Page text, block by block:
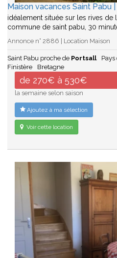
Maison vacances Saint Pabu |
idéalement située sur les rives de
commune de saint pabu, 30
Annonce n° 2886 | Location Maison
Saint Pabu proche de Portsall
Pays
Finistère
Bretagne
de 270€ à 530€
la semaine selon saison
Ajoutez à ma sélection
Voir cette location